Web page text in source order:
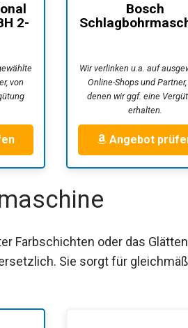
2-
von
Bosch
Wir verlinken u.a. auf
Online-Shops und Partner,
denen wir ggf. eine
erhalten.
Angebot
Farbschichten oder das
Sie sorgt für